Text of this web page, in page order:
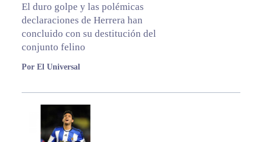
El duro golpe y las polémicas
declaraciones de Herrera han
concluido con su destitución del
conjunto felino
Por El Universal